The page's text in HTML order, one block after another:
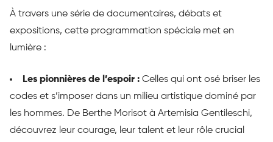
À travers une série de documentaires, débats et
expositions, cette programmation spéciale met en
lumière :
Les pionnières de l’espoir : Celles qui ont osé briser les
codes et s’imposer dans un milieu artistique dominé par
les hommes. De Berthe Morisot à Artemisia Gentileschi,
découvrez leur courage, leur talent et leur rôle crucial